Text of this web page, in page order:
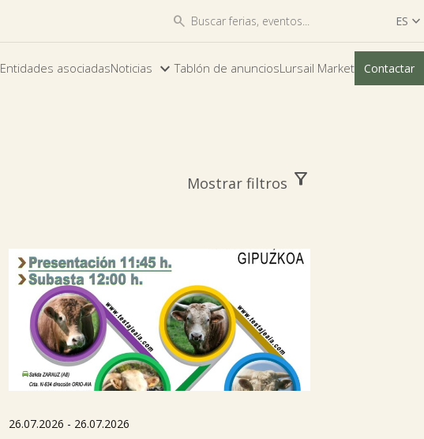
 ES 
ES
EU
Entidades asociadasNoticias Tablón de anunciosLursail Market Contactar
Mostrar filtros filter_alt
26.07.2026 - 26.07.2026